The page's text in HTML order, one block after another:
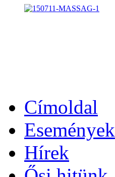
Címoldal
Események
Hírek